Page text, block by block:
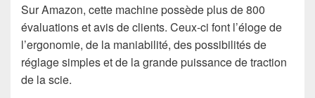
Sur Amazon, cette machine possède plus de 800
évaluations et avis de clients. Ceux-ci font l’éloge de
l’ergonomie, de la maniabilité, des possibilités de
réglage simples et de la grande puissance de traction
de la scie.